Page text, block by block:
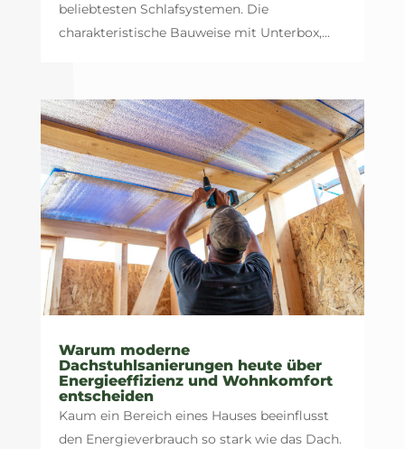
beliebtesten Schlafsystemen. Die
charakteristische Bauweise mit Unterbox,...
Warum moderne
Dachstuhlsanierungen heute über
Energieeffizienz und Wohnkomfort
entscheiden
Kaum ein Bereich eines Hauses beeinflusst
den Energieverbrauch so stark wie das Dach.